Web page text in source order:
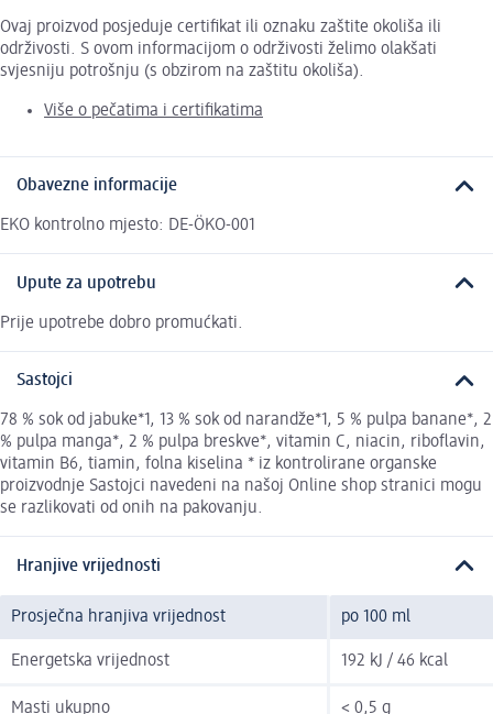
Ovaj proizvod posjeduje certifikat ili oznaku zaštite okoliša ili
održivosti. S ovom informacijom o održivosti želimo olakšati
svjesniju potrošnju (s obzirom na zaštitu okoliša).
Više o pečatima i certifikatima
Obavezne informacije
EKO kontrolno mjesto: DE-ÖKO-001
Upute za upotrebu
Prije upotrebe dobro promućkati.
Sastojci
78 % sok od jabuke*1, 13 % sok od narandže*1, 5 % pulpa banane*, 2
% pulpa manga*, 2 % pulpa breskve*, vitamin C, niacin, riboflavin,
vitamin B6, tiamin, folna kiselina * iz kontrolirane organske
proizvodnje Sastojci navedeni na našoj Online shop stranici mogu
se razlikovati od onih na pakovanju.
Hranjive vrijednosti
Prosječna hranjiva vrijednost po 100 ml
Energetska vrijednost 192 kJ / 46 kcal
Masti ukupno < 0,5 g